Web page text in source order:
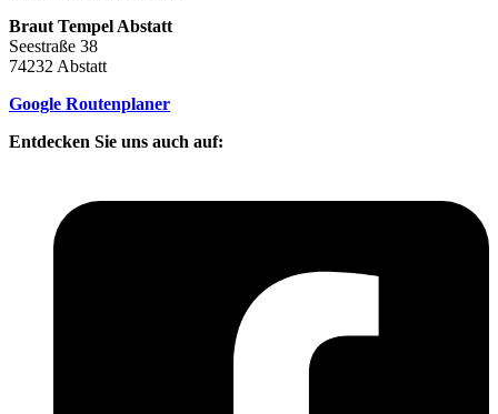
Braut Tempel Abstatt
Seestraße 38
74232 Abstatt
Google Routenplaner
Entdecken Sie uns auch auf: